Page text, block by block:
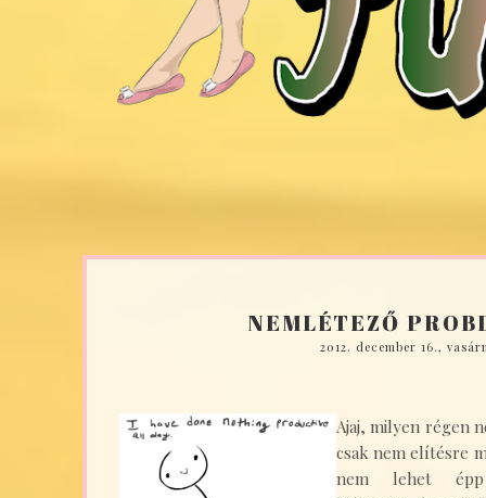
NEMLÉTEZŐ
2012. december 16.,
Ajaj, milyen régen
csak nem elítésre
nem lehet épp